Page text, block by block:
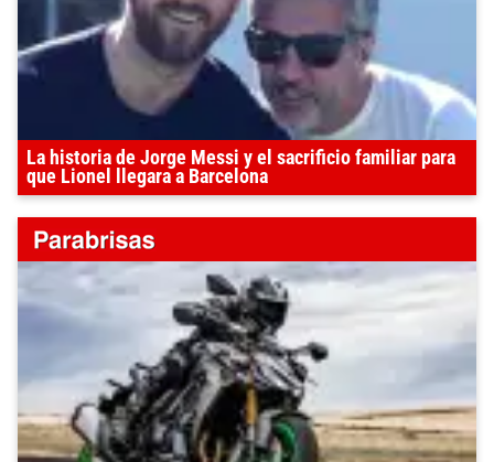
La historia de Jorge Messi y el sacrificio familiar para
que Lionel llegara a Barcelona